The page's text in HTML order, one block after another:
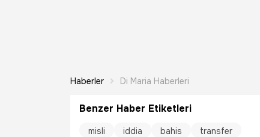
Haberler Di Maria Haberleri
Benzer Haber Etiketleri
misli iddia bahis
transfer